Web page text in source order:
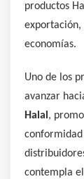
productos
economías.
Uno de los
avanzar
Halal ,
contempla